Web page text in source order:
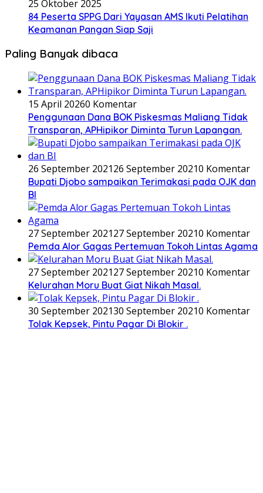
25 Oktober 2025
84 Peserta SPPG Dari Yayasan AMS Ikuti Pelatihan
Keamanan Pangan Siap Saji
Paling Banyak dibaca
15 April 20260 Komentar
Penggunaan Dana BOK Piskesmas Maliang Tidak
Transparan, APHipikor Diminta Turun Lapangan.
26 September 202126 September 20210 Komentar
Bupati Djobo sampaikan Terimakasi pada OJK dan
BI
27 September 202127 September 20210 Komentar
Pemda Alor Gagas Pertemuan Tokoh Lintas Agama
27 September 202127 September 20210 Komentar
Kelurahan Moru Buat Giat Nikah Masal.
30 September 202130 September 20210 Komentar
Tolak Kepsek, Pintu Pagar Di Blokir .